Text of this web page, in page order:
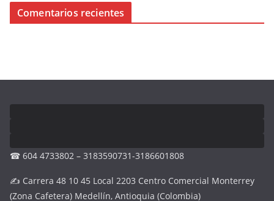
Comentarios recientes
☎ 604 4733802 – 3183590731-3186601808
✍ Carrera 48 10 45 Local 2203 Centro Comercial Monterrey
(Zona Cafetera) Medellín, Antioquia (Colombia)